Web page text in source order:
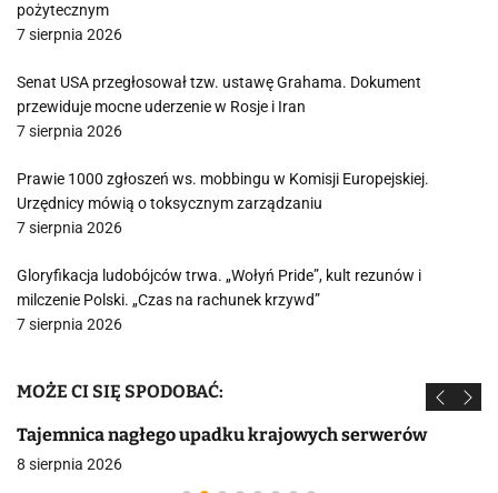
pożytecznym
7 sierpnia 2026
Senat USA przegłosował tzw. ustawę Grahama. Dokument
przewiduje mocne uderzenie w Rosje i Iran
7 sierpnia 2026
Prawie 1000 zgłoszeń ws. mobbingu w Komisji Europejskiej.
Urzędnicy mówią o toksycznym zarządzaniu
7 sierpnia 2026
Gloryfikacja ludobójców trwa. „Wołyń Pride”, kult rezunów i
milczenie Polski. „Czas na rachunek krzywd”
7 sierpnia 2026
MOŻE CI SIĘ SPODOBAĆ:
Tajemnica nagłego upadku krajowych serwerów
8 sierpnia 2026